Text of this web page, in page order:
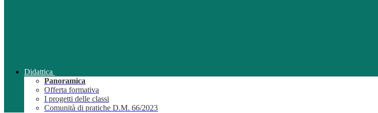
Didattica
Panoramica
Offerta formativa
I progetti delle classi
Comunità di pratiche D.M. 66/2023